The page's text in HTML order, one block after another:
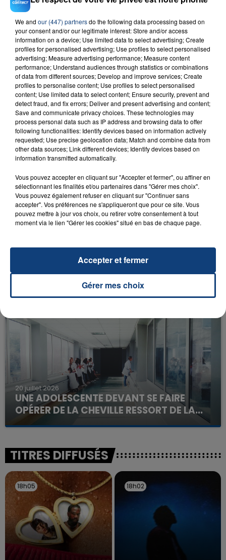
Reanyme
TAYC & ANYME
RADIO CONTACT
FIL D'ACTU
INCENDIE MORTEL À LENS : UNE FEMME ET
SON BÉBÉ ENTRE LA VIE ET LA...
Un homme s'est immolé par le feu après avoir
d'un liquide inflammable.
20 juillet 2026
UNE ADOLESCENTE DEVANT SE FAIRE
OPÉRER DE LA CHEVILLE RESSORT DE LA...
La famille a porté plainte contre la clinique qui a
excuses.
TITRES DIFFUSÉS
18h05
18h05 18h02
18h02
We and our (447) partnersdo the following data processing based on
your consent and/or our legitimate interest: Store and/or access
information on a device; Use limited data to select advertising; Create
profiles for personalised advertising; Use profiles to select personalised
advertising; Measure advertising performance; Measure content
performance; Understand audiences through statistics or combinations
of data from different sources; Develop and improve services; Create
profiles to personalise content; Use profiles to select personalised
content; Use limited data to select content; Ensure security, prevent and
detect fraud, and fix errors; Deliver and present advertising and content;
Save and communicate privacy choices. These technologies may
process personal data such as IP address and browsing data to offer
following functionalities: Identify devices based on information actively
requested; Use precise geolocation data; Match and combine data from
other data sources; Link different devices; Identify devices based on
information transmitted automatically.
Vous pouvez accepter en cliquant sur "Accepter et fermer", ou affiner en
sélectionnant les finalités et/ou partenaires dans "Gérer mes choix".
Vous pouvez également refuser en cliquant sur "Continuer sans
accepter". Vos préférences ne s'appliqueront que pour ce site. Vous
pouvez mettre à jour vos choix, ou retirer votre consentement à tout
moment via le lien "Gérer les cookies" situé en bas de chaque page.
Gérer mes choix
Accepter et fermer